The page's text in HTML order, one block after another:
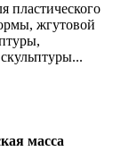
пластического
жгутовой
масса